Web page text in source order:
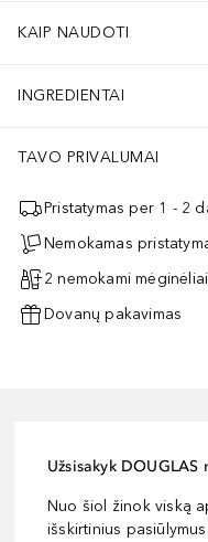
KAIP NAUDOTI
INGREDIENTAI
TAVO PRIVALUMAI
Pristatymas per 1 - 2
Nemokamas
2 nemokami mėginėliai
Dovanų pakavimas
Užsisakyk
Nuo šiol žinok viską
išskirtinius pasiūlymus